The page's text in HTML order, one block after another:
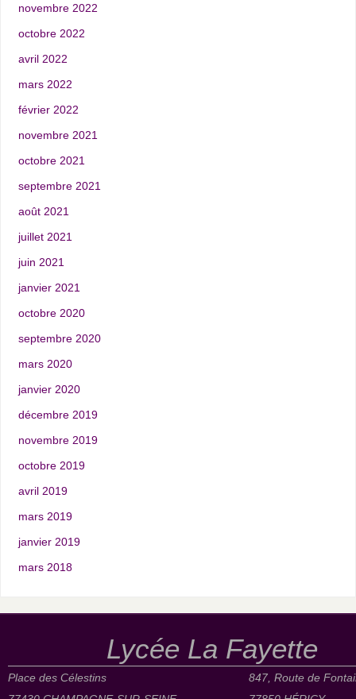
novembre 2022
octobre 2022
avril 2022
mars 2022
février 2022
novembre 2021
octobre 2021
septembre 2021
août 2021
juillet 2021
juin 2021
janvier 2021
octobre 2020
septembre 2020
mars 2020
janvier 2020
décembre 2019
novembre 2019
octobre 2019
avril 2019
mars 2019
janvier 2019
mars 2018
Lycée La Fayette
Place des Célestins
847, Route de